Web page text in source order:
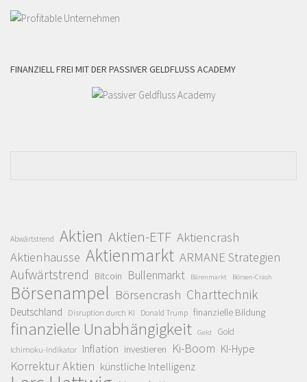
FINANZIELL FREI MIT DER PASSIVER GELDFLUSS ACADEMY
Abwärtstrend Aktien Aktien-ETF Aktiencrash
Aktienhausse Aktienmarkt ARMANE Strategien
Aufwärtstrend Bitcoin Bullenmarkt Bärenmarkt Börsen-Crash
Börsenampel Börsencrash Charttechnik
Deutschland Disruption durch KI Donald Trump finanzielle Bildung
finanzielle Unabhängigkeit Geld Gold
Ichimoku-Indikator Inflation investieren Ki-Boom KI-Hype
Korrektur Aktien künstliche Intelligenz